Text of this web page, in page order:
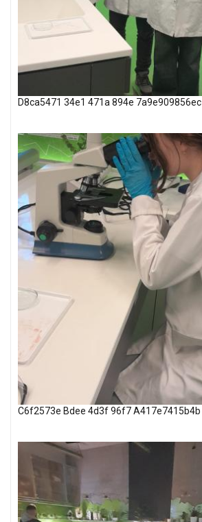
D8ca5471 34e1 471a 894e 7a9e909856ec
C6f2573e Bdee 4d3f 96f7 A417e7415b4b